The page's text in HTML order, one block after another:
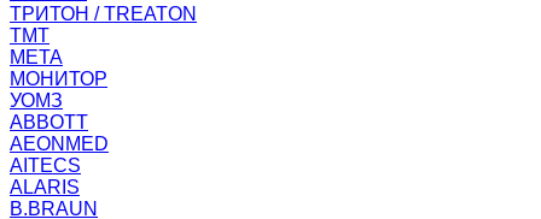
ТРИТОН / TREATON
ТМТ
МЕТА
МОНИТОР
УОМЗ
ABBOTT
AEONMED
AITECS
ALARIS
B.BRAUN